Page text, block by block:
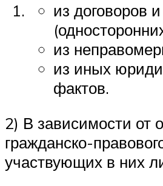
из договоров
из
из иных
фактов.
2) В зависи­мости от
гражданско-
участвующих в них